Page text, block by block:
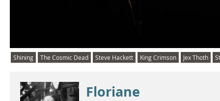
Shining The Cosmic Dead Steve Hackett King Crimson Jex Thoth
Floriane